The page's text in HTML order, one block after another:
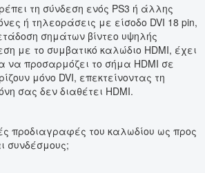
τη σύνδεση ενός PS3 ή άλλης
ή τηλεοράσεις με είσοδο DVI 18 pin,
σημάτων βίντεο υψηλής
με το συμβατικό καλώδιο HDMI, έχει
να προσαρμόζει το σήμα HDMI σε
μόνο DVI, επεκτείνοντας τη
σας δεν διαθέτει HDMI.
προδιαγραφές του καλωδίου ως προς
συνδέσμους;